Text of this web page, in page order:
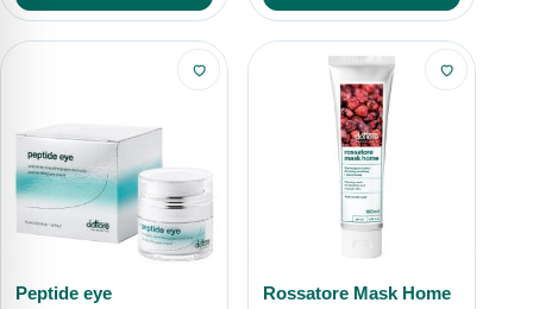
Peptide eye Rossatore Mask Home